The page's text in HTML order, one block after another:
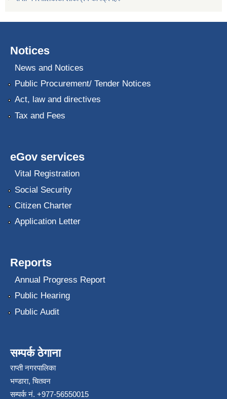
Notices
News and Notices
Public Procurement/ Tender Notices
Act, law and directives
Tax and Fees
eGov services
Vital Registration
Social Security
Citizen Charter
Application Letter
Reports
Annual Progress Report
Public Hearing
Public Audit
सम्पर्क ठेगाना
राप्ती नगरपालिका
भण्डारा, चितवन
सम्पर्क नं. +977-56550015